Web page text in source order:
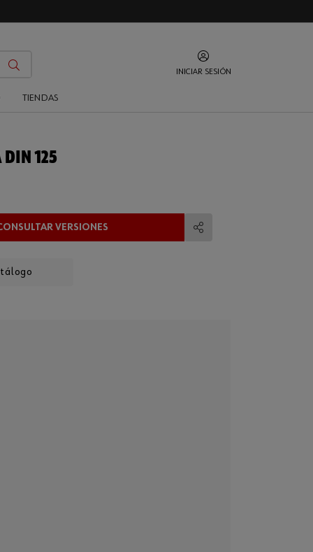
INICIAR SESIÓN
TIENDAS
DIN 125
VERSIONES
Compartir